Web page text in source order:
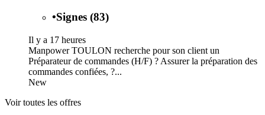
•Signes (83)
Il y a 17 heures
Manpower TOULON recherche pour son client un
Préparateur de commandes (H/F) ? Assurer la préparation des
commandes confiées, ?...
New
Voir toutes les offres